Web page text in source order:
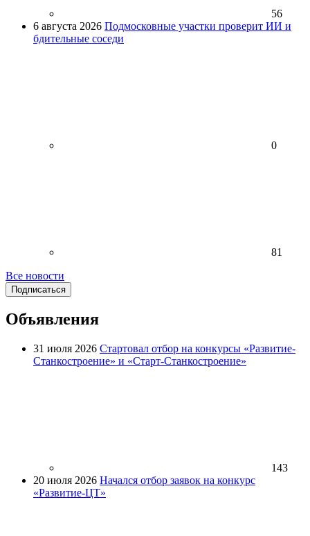
56
6 августа 2026 Подмосковные участки проверит ИИ и
бдительные соседи
0
81
Все новости
Подписаться
Объявления
31 июля 2026 Стартовал отбор на конкурсы «Развитие-
Станкостроение» и «Старт-Станкостроение»
143
20 июля 2026 Начался отбор заявок на конкурс
«Развитие-ЦТ»